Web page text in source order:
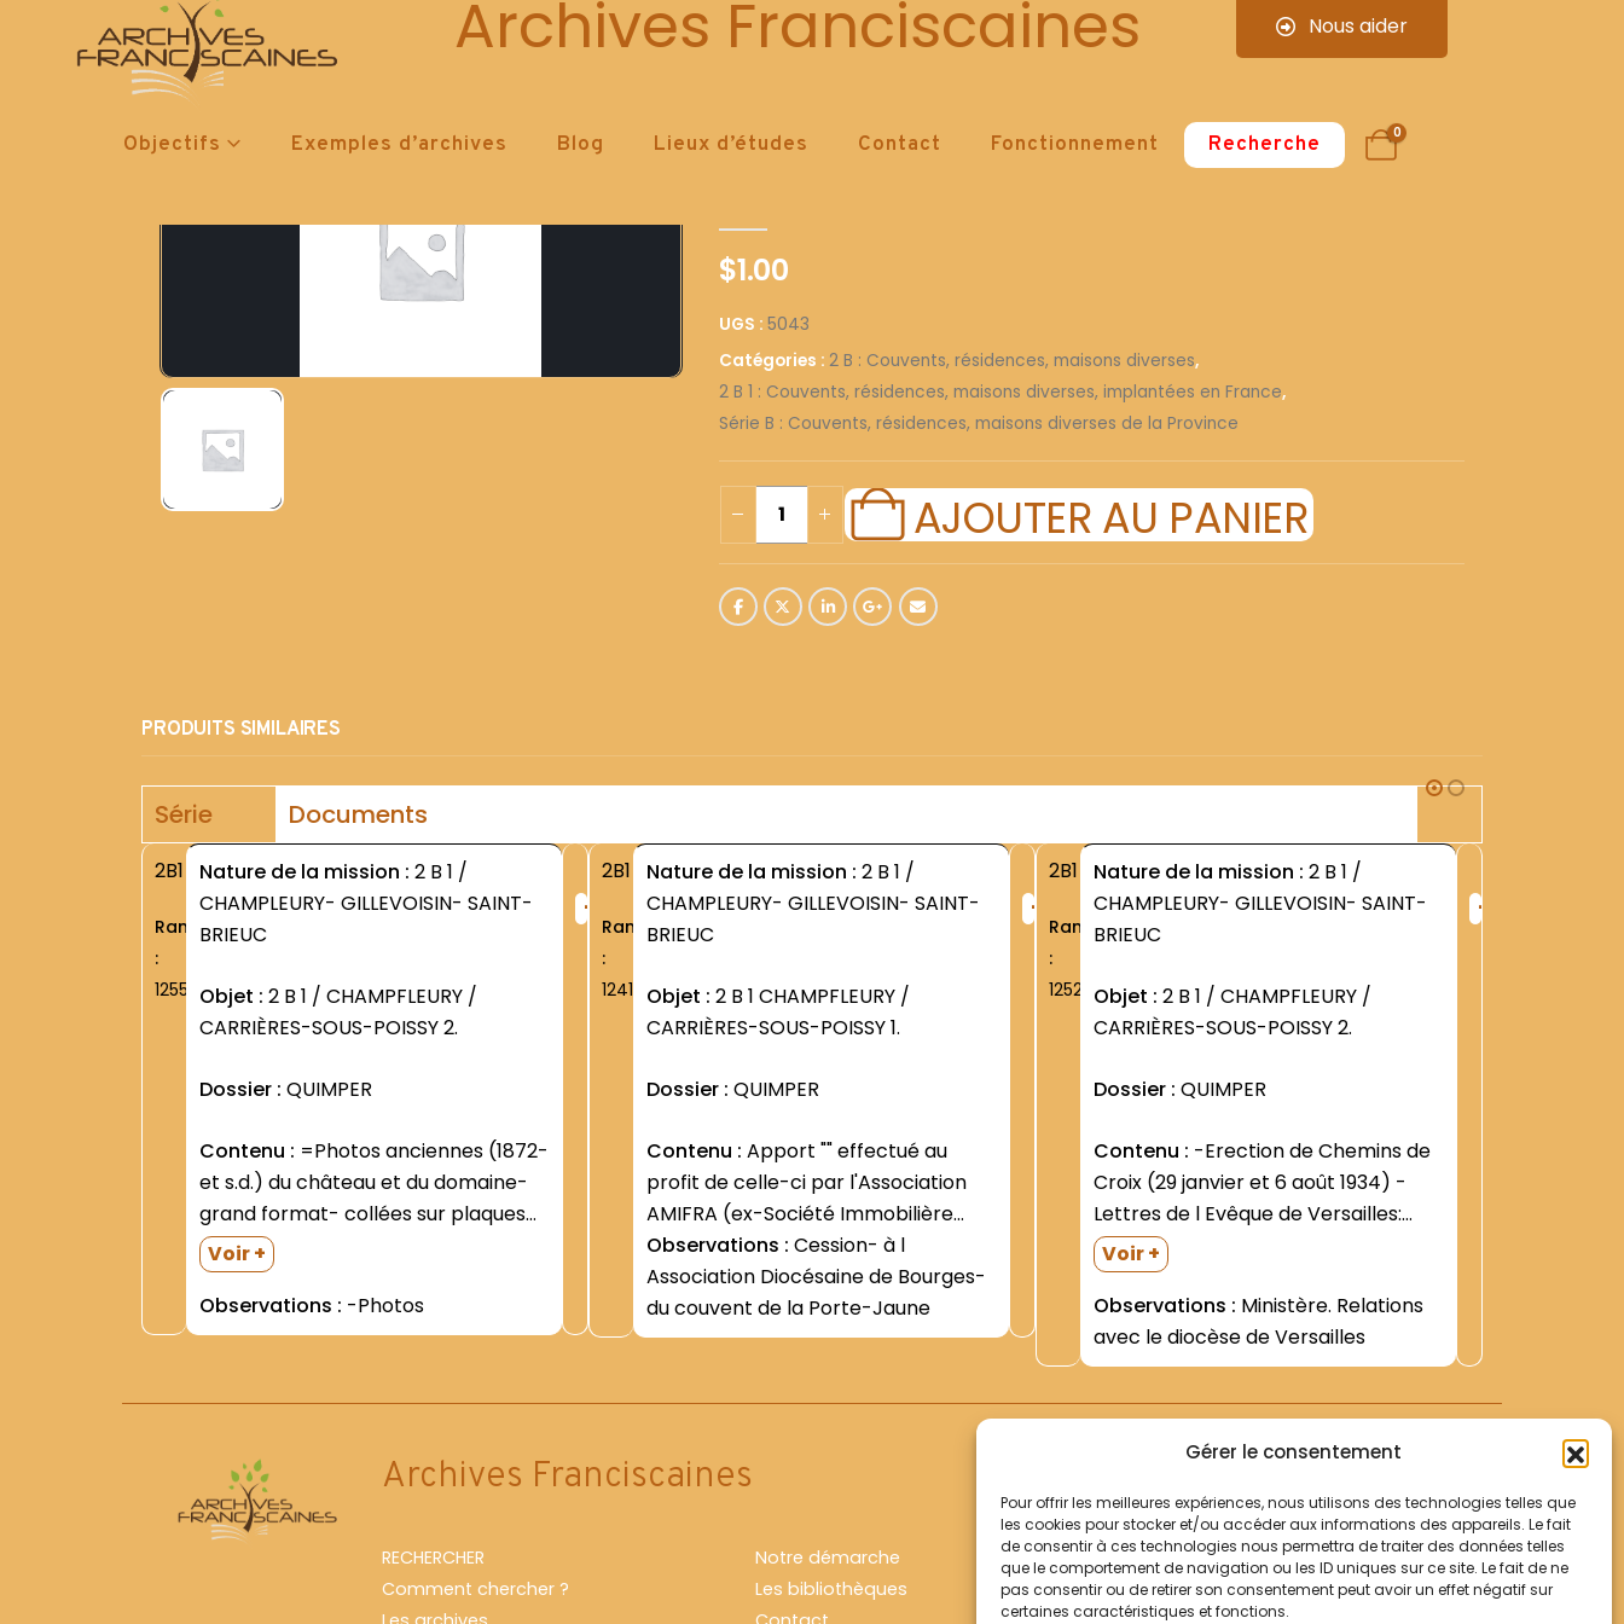
Gérer le consentement
Pour offrir les meilleures expériences, nous utilisons des technologies telles que
les cookies pour stocker et/ou accéder aux informations des appareils. Le fait
de consentir à ces technologies nous permettra de traiter des données telles
que le comportement de navigation ou les ID uniques sur ce site. Le fait de ne
pas consentir ou de retirer son consentement peut avoir un effet négatif sur
certaines caractéristiques et fonctions.
Archives Franciscaines Nous aider
Objectifs Exemples d’archives Blog Lieux d’études Contact Fonctionnement Recherche 0
5043
$1.00
UGS : 5043
Catégories : 2 B : Couvents, résidences, maisons diverses,
2 B 1 : Couvents, résidences, maisons diverses, implantées en France,
Série B : Couvents, résidences, maisons diverses de la Province
AJOUTER AU PANIER
PRODUITS SIMILAIRES
Série Documents
2B1
Rang
:
1255
Nature de la mission : 2 B 1 /
CHAMPLEURY- GILLEVOISIN- SAINT-
BRIEUC
Objet : 2 B 1 / CHAMPFLEURY /
CARRIÈRES-SOUS-POISSY 2.
Dossier : QUIMPER
Contenu :
et s.d.) du château et du domaine-
grand format- collées sur plaques
de carton =Le château. Le domaine.
Le paysage alentour =L intérieur de
la chapelle =Ordination (1941- 1943-
1950- 1954- 1955) =Groupes divers
Voir +
Observations : -Photos
+
2B1
Rang
:
1241
Nature de la mission : 2 B 1 /
CHAMPLEURY- GILLEVOISIN- SAINT-
BRIEUC
Objet : 2 B 1 CHAMPFLEURY /
CARRIÈRES-SOUS-POISSY 1.
Dossier : QUIMPER
Contenu :
profit de celle-ci par l'Association
AMIFRA (ex-Société Immobilière
Sarrette) (5 juillet 1985 - 31 mars
1986) -Retards dans l exécution de
cet "" apport "" (27 avril 1987- 25
mars 1988)
Observations : Cession- à l
Association Diocésaine de Bourges-
du couvent de la Porte-Jaune
+
2B1
Rang
:
1252
Nature de la mission : 2 B 1 /
CHAMPLEURY- GILLEVOISIN- SAINT-
BRIEUC
Objet : 2 B 1 / CHAMPFLEURY /
CARRIÈRES-SOUS-POISSY 2.
Dossier : QUIMPER
Contenu :
Croix (29 janvier et 6 août 1934) -
Lettres de l Evêque de Versailles:
prise de contact avec les
Franciscains; ordination de clercs
étudiants; concession de pouvoirs
(1934- 1938- 1940- 1948) -Dossier de
l Evêché relatif aux...
Voir +
Observations : Ministère. Relations
avec le diocèse de Versailles
+
Archives Franciscaines
RECHERCHER
Comment chercher ?
Notre démarche
Les bibliothèques
Votre panier
Mentions légales